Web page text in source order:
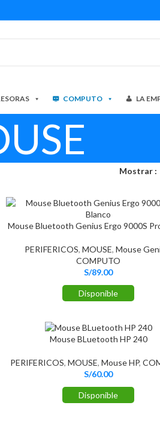
COMPUTO LA
Mostrar
Mouse Bluetooth Genius Ergo 9000S
PERIFERICOS,MOUSE,Mouse
COMPUTO
S/89.00
Disponible
Mouse BLuetooth HP 240
PERIFERICOS, MOUSE, Mouse HP,
S/60.00
Disponible